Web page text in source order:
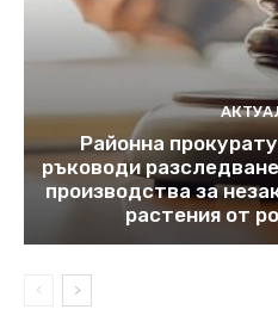
Районна
ръководи
производства за
растения от